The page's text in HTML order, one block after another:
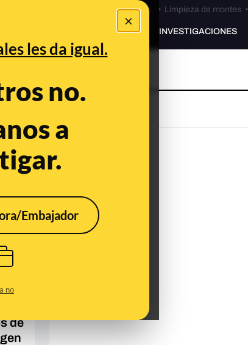
×
les da igual.
no.
a
Embajador
no
Bulos Ceuta • Limpieza de montes•
PREBUNKING INVESTIGACIONES
de